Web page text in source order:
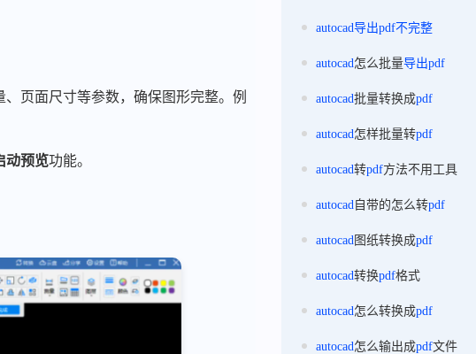
页面尺寸等参数，确保图形完整。例
动预览功能。
autocad导出pdf不完整
autocad怎么批量导出pdf
autocad批量转换成pdf
autocad怎样批量转pdf
autocad转pdf方法不用工具
autocad自带的怎么转pdf
autocad图纸转换成pdf
autocad转换pdf格式
autocad怎么转换成pdf
autocad怎么输出成pdf文件